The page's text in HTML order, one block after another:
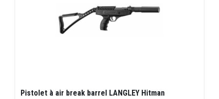
Pistolet à air break barrel LANGLEY Hitman